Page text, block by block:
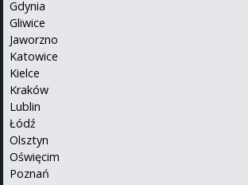
Gdynia
Gliwice
Jaworzno
Katowice
Kielce
Kraków
Lublin
Łódź
Olsztyn
Oświęcim
Poznań